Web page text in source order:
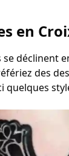
en
déclinent
des
quelques